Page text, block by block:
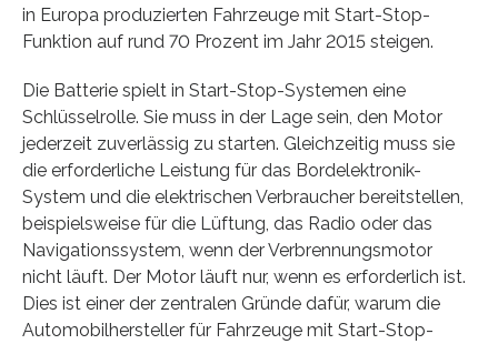
in Europa produzierten Fahrzeuge mit Start-Stop-
Funktion auf rund 70 Prozent im Jahr 2015 steigen.
Die Batterie spielt in Start-Stop-Systemen eine
Schlüsselrolle. Sie muss in der Lage sein, den Motor
jederzeit zuverlässig zu starten. Gleichzeitig muss sie
die erforderliche Leistung für das Bordelektronik-
System und die elektrischen Verbraucher bereitstellen,
beispielsweise für die Lüftung, das Radio oder das
Navigationssystem, wenn der Verbrennungsmotor
nicht läuft. Der Motor läuft nur, wenn es erforderlich ist.
Dies ist einer der zentralen Gründe dafür, warum die
Automobilhersteller für Fahrzeuge mit Start-Stop-